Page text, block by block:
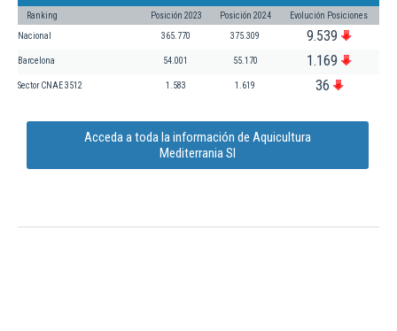
Ranking Posición 2023 Posición 2024 Evolución Posiciones
Nacional 365.770 375.309 9.539
Barcelona 54.001 55.170 1.169
Sector CNAE 3512 1.583 1.619 36
Acceda a toda la información de Aquicultura
Mediterrania Sl